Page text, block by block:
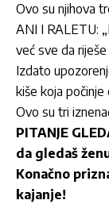
Ovo su njihova
ANI I RALETU:
već sve da riješe
Izdato
kiše koja
Ovo su tri
PITANJE
da gledaš
Konačno
kajanje!